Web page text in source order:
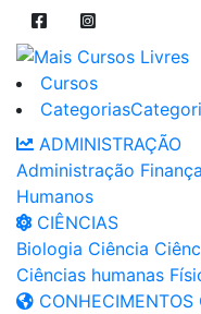
Cursos
Categorias
ADMINISTRAÇÃO
Administração
Humanos
CIÊNCIAS
Biologia Ciência
Ciências humanas
CONHECIMENTOS